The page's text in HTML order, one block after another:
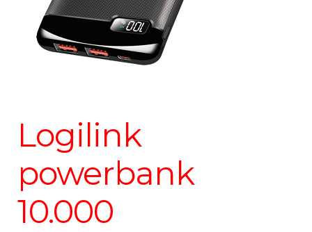
Logilink
powerbank
10.000